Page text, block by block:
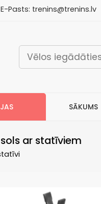
Pasts: trenins@trenins.lv
SĀKUMS
ar statīviem